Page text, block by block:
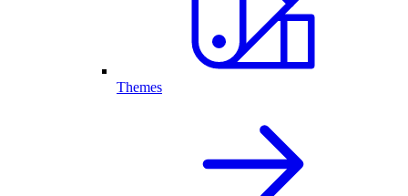
Themes